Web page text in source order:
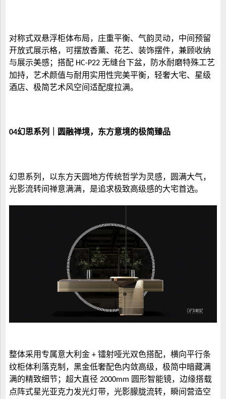
对称式双悬浮柜体布局，庄重平衡、气韵灵动，中间预留
开放式展示格，可摆放香薰、花艺、装饰摆件，兼顾收纳
与展示美感；搭配 HC-P22 无缝台下盆，防水耐磨特殊工艺
加持，艺术颜值与耐用实用性完美平衡，轻奢大宅、星级
酒店、极简艺术风空间适配度拉满。
04幻思系列｜圆融禅境，东方意境的极简臻品
幻思系列，以东方天圆地方传统哲学为灵感，圆满大气，
光影流转间禅意满满，是追求极致高级感的大宅首选。
整体采用专属意大利金 + 镭射哑光双色搭配，横向平行条
纹柜体利落克制，黑金低奢配色内敛高级，极简中暗藏满
满的精致细节；超大直径 2000mm 圆形智能镜，边缘搭载
点阵式星光亚克力发光灯带，光影朦胧流转，瞬间营造空